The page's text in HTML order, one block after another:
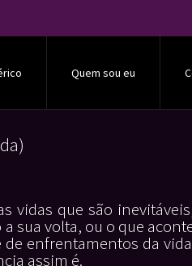
Quem sou eu
vidas que são
sua volta, ou o que
enfrentamentos da
assim é.